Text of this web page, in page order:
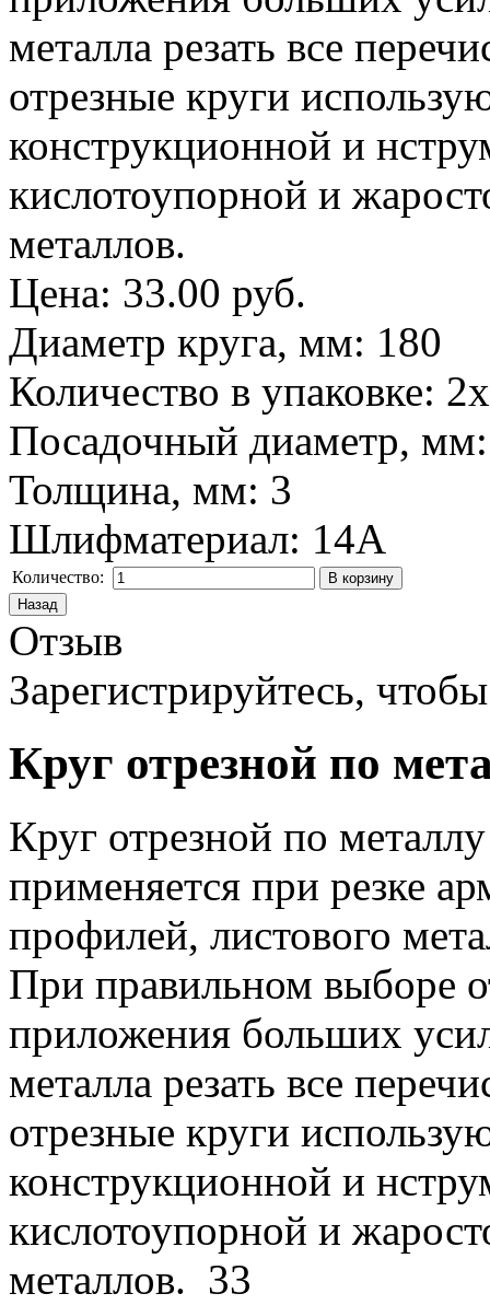
металла резать все
отрезные круги
конструкционной и
кислотоупорной и
металлов.
Цена: 33.00 руб.
Диаметр круга, мм: 180
Количество в упаковке:
Посадочный диаметр, мм
Толщина, мм: 3
Шлифматериал: 14A
Количество:
Отзыв
Зарегистрируйтесь,
Круг отрезной по
Круг отрезной по
применяется при резке
профилей, листового
При правильном выборе
приложения больших
металла резать все
отрезные круги
конструкционной и
кислотоупорной и
металлов. 33